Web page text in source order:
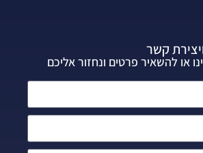
קשר
או להשאיר פרטים ונחזור אליכם